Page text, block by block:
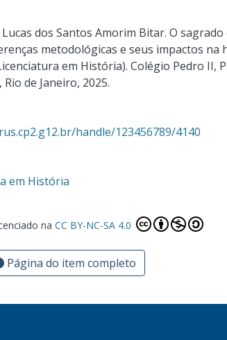
Lucas dos Santos Amorim Bitar. O
metodológicas e seus impactos
em História). Colégio Pedro II,
Rio de Janeiro, 2025.
handle/123456789/4140
em História
na CC BY-NC-SA 4.0
Página do item completo